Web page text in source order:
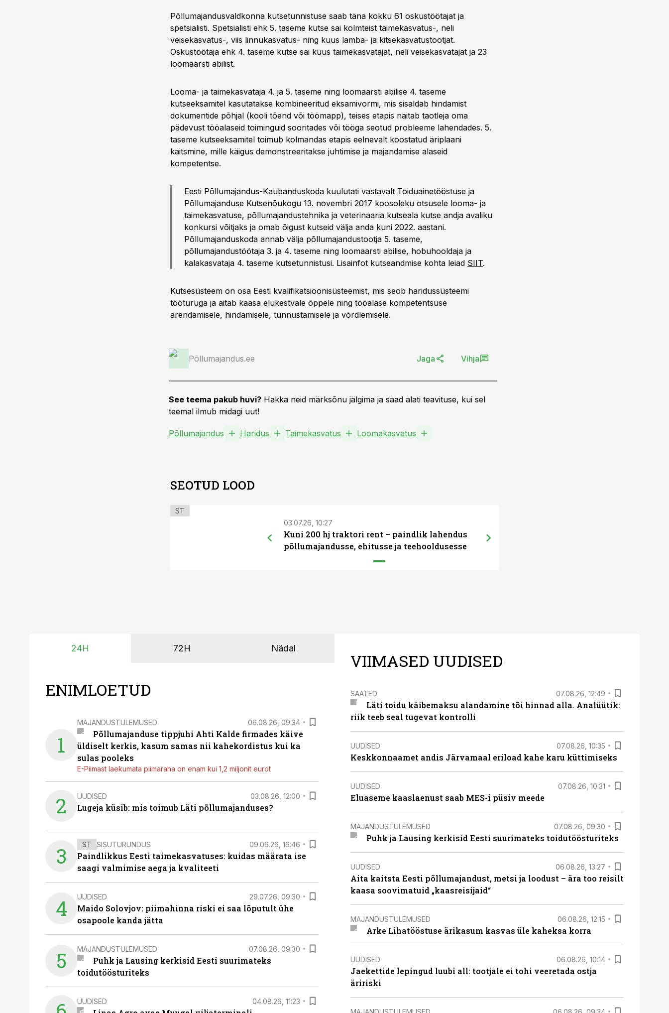
Põllumajandusvaldkonna kutsetunnistuse saab täna kokku 61 oskustöötajat ja
spetsialisti. Spetsialisti ehk 5. taseme kutse sai kolmteist taimekasvatus-, neli
veisekasvatus-, viis linnukasvatus- ning kuus lamba- ja kitsekasvatustootjat.
Oskustöötaja ehk 4. taseme kutse sai kuus taimekasvatajat, neli veisekasvatajat ja 23
loomaarsti abilist.
Looma- ja taimekasvataja 4. ja 5. taseme ning loomaarsti abilise 4. taseme
kutseeksamitel kasutatakse kombineeritud eksamivormi, mis sisaldab hindamist
dokumentide põhjal (kooli tõend või töömapp), teises etapis näitab taotleja oma
pädevust tööalaseid toiminguid sooritades või tööga seotud probleeme lahendades. 5.
taseme kutseeksamitel toimub kolmandas etapis eelnevalt koostatud äriplaani
kaitsmine, mille käigus demonstreeritakse juhtimise ja majandamise alaseid
kompetentse.
Eesti Põllumajandus-Kaubanduskoda kuulutati vastavalt Toiduainetööstuse ja
Põllumajanduse Kutsenõukogu 13. novembri 2017 koosoleku otsusele looma- ja
taimekasvatuse, põllumajandustehnika ja veterinaaria kutseala kutse andja avaliku
konkursi võitjaks ja omab õigust kutseid välja anda kuni 2022. aastani.
Põllumajanduskoda annab välja põllumajandustootja 5. taseme,
põllumajandustöötaja 3. ja 4. taseme ning loomaarsti abilise, hobuhooldaja ja
kalakasvataja 4. taseme kutsetunnistusi. Lisainfot kutseandmise kohta leiad SIIT.
Kutsesüsteem on osa Eesti kvalifikatsioonisüsteemist, mis seob haridussüsteemi
tööturuga ja aitab kaasa elukestvale õppele ning tööalase kompetentsuse
arendamisele, hindamisele, tunnustamisele ja võrdlemisele.
Põllumajandus.ee Jaga Vihja
See teema pakub huvi? Hakka neid märksõnu jälgima ja saad alati teavituse, kui sel
teemal ilmub midagi uut!
Põllumajandus Haridus Taimekasvatus Loomakasvatus
SEOTUD LOOD
ST
03.07.26, 10:27
Kuni 200 hj traktori rent – paindlik lahendus
põllumajandusse, ehitusse ja teehooldusesse
24H 72H Nädal
ENIMLOETUD
1
MAJANDUSTULEMUSED 06.08.26, 09:34
Põllumajanduse tippjuhi Ahti Kalde firmades käive
üldiselt kerkis, kasum samas nii kahekordistus kui ka
sulas pooleks
E-Piimast laekumata piimaraha on enam kui 1,2 miljonit eurot
2 UUDISED 03.08.26, 12:00
Lugeja küsib: mis toimub Läti põllumajanduses?
3 ST SISUTURUNDUS 09.06.26, 16:46
Paindlikkus Eesti taimekasvatuses: kuidas määrata ise
saagi valmimise aega ja kvaliteeti
4 UUDISED 29.07.26, 09:30
Maido Solovjov: piimahinna riski ei saa lõputult ühe
osapoole kanda jätta
5 MAJANDUSTULEMUSED 07.08.26, 09:30
Puhk ja Lausing kerkisid Eesti suurimateks
toidutöösturiteks
UUDISED 04.08.26, 11:23
VIIMASED UUDISED
SAATED 07.08.26, 12:49
Läti toidu käibemaksu alandamine tõi hinnad alla. Analüütik:
riik teeb seal tugevat kontrolli
UUDISED 07.08.26, 10:35
Keskkonnaamet andis Järvamaal eriload kahe karu küttimiseks
UUDISED 07.08.26, 10:31
Eluaseme kaaslaenust saab MES-i püsiv meede
MAJANDUSTULEMUSED 07.08.26, 09:30
Puhk ja Lausing kerkisid Eesti suurimateks toidutöösturiteks
UUDISED 06.08.26, 13:27
Aita kaitsta Eesti põllumajandust, metsi ja loodust – ära too reisilt
kaasa soovimatuid „kaasreisijaid“
MAJANDUSTULEMUSED 06.08.26, 12:15
Arke Lihatööstuse ärikasum kasvas üle kaheksa korra
UUDISED 06.08.26, 10:14
Jaekettide lepingud luubi all: tootjale ei tohi veeretada ostja
äririski